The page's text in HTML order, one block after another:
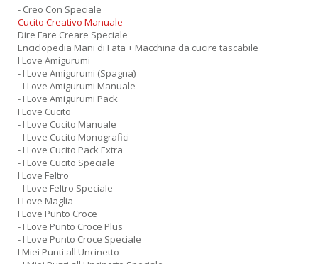
- Creo Con Speciale
Cucito Creativo Manuale
Dire Fare Creare Speciale
Enciclopedia Mani di Fata + Macchina da cucire tascabile
I Love Amigurumi
- I Love Amigurumi (Spagna)
- I Love Amigurumi Manuale
- I Love Amigurumi Pack
I Love Cucito
- I Love Cucito Manuale
- I Love Cucito Monografici
- I Love Cucito Pack Extra
- I Love Cucito Speciale
I Love Feltro
- I Love Feltro Speciale
I Love Maglia
I Love Punto Croce
- I Love Punto Croce Plus
- I Love Punto Croce Speciale
I Miei Punti all Uncinetto